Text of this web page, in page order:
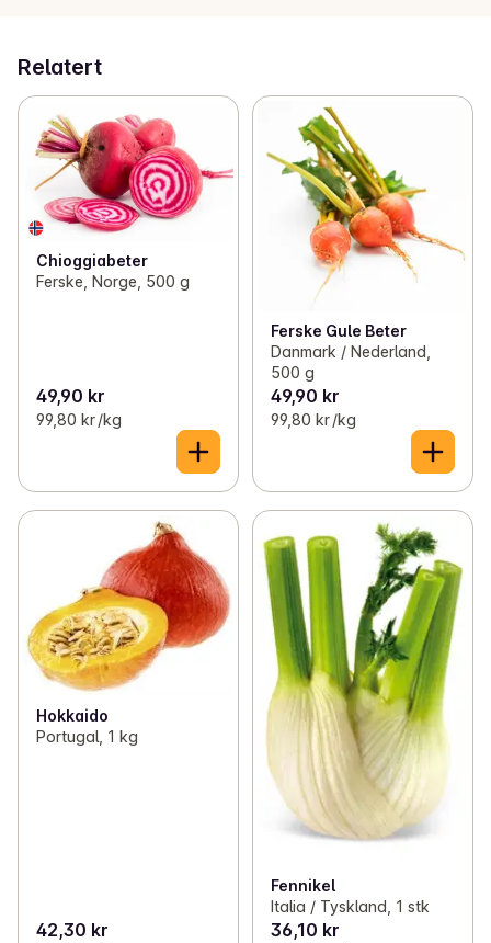
Relatert
Chioggiabeter
Ferske, Norge, 500 g
49,90 kr
99,80 kr /kg
Ferske Gule Beter
Danmark / Nederland,
500 g
49,90 kr
99,80 kr /kg
Hokkaido
Portugal, 1 kg
42,30 kr
Fennikel
Italia / Tyskland, 1 stk
36,10 kr